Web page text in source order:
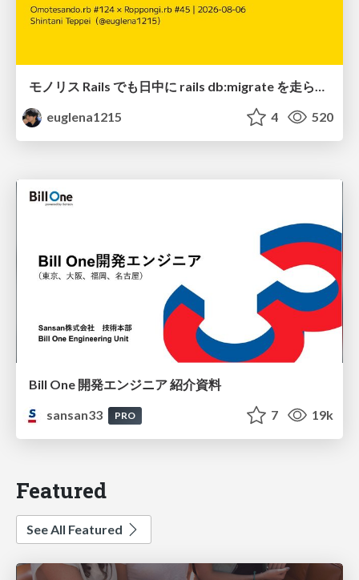
euglena1215
4 520
Bill One 開発エンジニア 紹介資料
sansan33
PRO 7 19k
Featured
See All Featured